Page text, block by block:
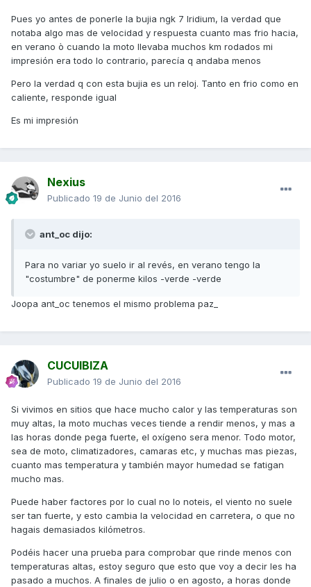
Pues yo antes de ponerle la bujia ngk 7 Iridium, la verdad que
notaba algo mas de velocidad y respuesta cuanto mas frio hacia,
en verano ò cuando la moto llevaba muchos km rodados mi
impresión era todo lo contrario, parecía q andaba menos
Pero la verdad q con esta bujia es un reloj. Tanto en frio como en
caliente, responde igual
Es mi impresión
Nexius
Publicado 19 de Junio del 2016
ant_oc dijo:
Para no variar yo suelo ir al revés, en verano tengo la
"costumbre" de ponerme kilos -verde -verde
Joopa ant_oc tenemos el mismo problema paz_
CUCUIBIZA
Publicado 19 de Junio del 2016
Si vivimos en sitios que hace mucho calor y las temperaturas son
muy altas, la moto muchas veces tiende a rendir menos, y mas a
las horas donde pega fuerte, el oxígeno sera menor. Todo motor,
sea de moto, climatizadores, camaras etc, y muchas mas piezas,
cuanto mas temperatura y también mayor humedad se fatigan
mucho mas.
Puede haber factores por lo cual no lo noteis, el viento no suele
ser tan fuerte, y esto cambia la velocidad en carretera, o que no
hagais demasiados kilómetros.
Podéis hacer una prueba para comprobar que rinde menos con
temperaturas altas, estoy seguro que esto que voy a decir les ha
pasado a muchos. A finales de julio o en agosto, a horas donde